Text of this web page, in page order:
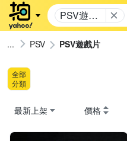
PSV遊戲
片
PSV PSV遊戲片
全部
分類
最新上架 價格